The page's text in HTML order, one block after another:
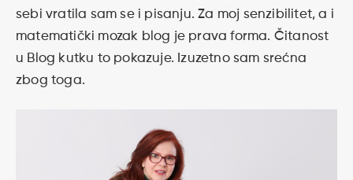
sebi vratila sam se i pisanju. Za moj senzibilitet, a i
matematički mozak blog je prava forma. Čitanost
u Blog kutku to pokazuje. Izuzetno sam srećna
zbog toga.